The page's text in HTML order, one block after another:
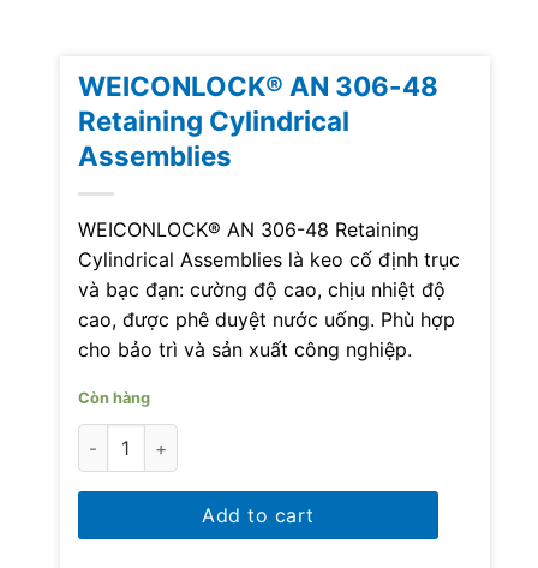
WEICONLOCK® AN 306-48
Retaining Cylindrical
Assemblies
WEICONLOCK® AN 306-48 Retaining
Cylindrical Assemblies là keo cố định trục
và bạc đạn: cường độ cao, chịu nhiệt độ
cao, được phê duyệt nước uống. Phù hợp
cho bảo trì và sản xuất công nghiệp.
Còn hàng
WEICONLOCK® AN 306-48 Retaining Cylindrical
Add to cart